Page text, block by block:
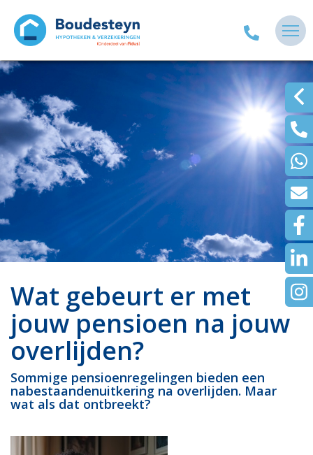
Wat gebeurt er met
jouw pensioen na jouw
overlijden?
Sommige pensioenregelingen bieden een
nabestaandenuitkering na overlijden. Maar
wat als dat ontbreekt?